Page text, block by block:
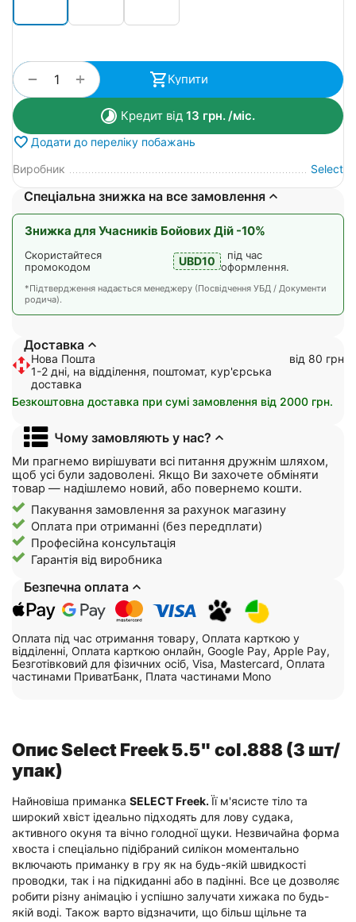
+
− Купити
Кредит від 13 грн./міс.
Додати до переліку побажань
Виробник
Select
Спеціальна знижка на все замовлення
Знижка для Учасників Бойових Дій -10%
Скористайтеся
промокодом
UBD10
під час
оформлення.
*Підтвердження надається менеджеру (Посвідчення УБД / Документи
родича).
Доставка
Нова Пошта
1-2 дні, на відділення, поштомат, кур'єрська
доставка
від 80 грн
Безкоштовна доставка при сумі замовлення від 2000 грн.
Чому замовляють у нас?
Ми прагнемо вирішувати всі питання дружнім шляхом,
щоб усі були задоволені. Якщо Ви захочете обміняти
товар — надішлемо новий, або повернемо кошти.
Пакування замовлення за рахунок магазину
Оплата при отриманні (без передплати)
Професійна консультація
Гарантія від виробника
Безпечна оплата
Оплата під час отримання товару, Оплата карткою у
відділенні, Оплата карткою онлайн, Google Pay, Apple Pay,
Безготівковий для фізичних осіб, Visa, Mastercard, Оплата
частинами ПриватБанк, Плата частинами Mono
Опис Select Freek 5.5" col.888 (3 шт/
упак)
Найновіша приманка SELECT Freek. Її м'ясисте тіло та
широкий хвіст ідеально підходять для лову судака,
активного окуня та вічно голодної щуки. Незвичайна форма
хвоста і спеціально підібраний силікон моментально
включають приманку в гру як на будь-якій швидкості
проводки, так і на підкиданні або в падінні. Все це дозволяє
робити різну анімацію і успішно залучати хижака по будь-
якій воді. Також варто відзначити, що більш щільне та